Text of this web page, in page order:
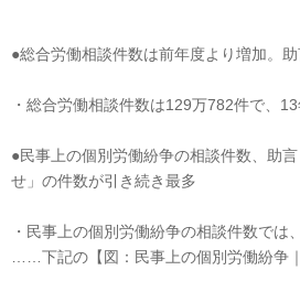
●総合労働相談件数は前年度より増加。
・総合労働相談件数は129万782件で、
●民事上の個別労働紛争の相談件数、助
せ」の件数が引き続き最多
・民事上の個別労働紛争の相談件数では
……下記の【図：民事上の個別労働紛争